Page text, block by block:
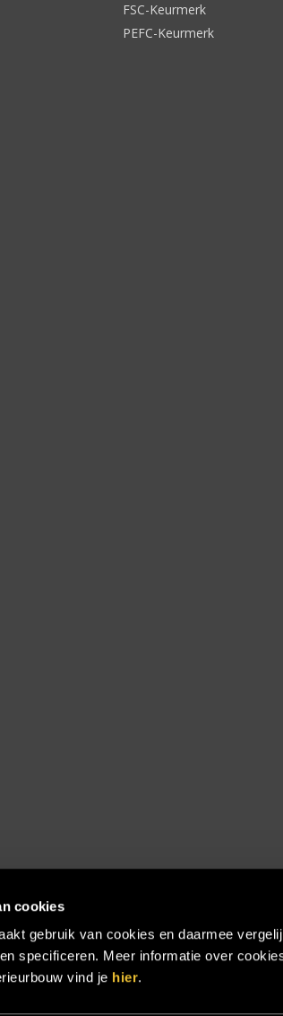
cookies
gebruik van cookies en daarmee
specificeren. Meer informatie over
vind je hier.
FSC-Keurmerk
PEFC-Keurmerk